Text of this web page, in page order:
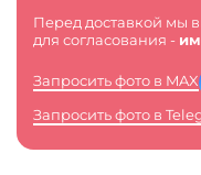
Перед доставкой мы
для согласования -
Запросить фото в MAX
Запросить фото в